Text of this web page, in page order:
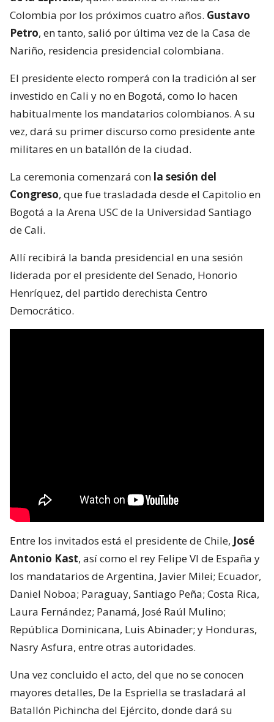
Colombia por los próximos cuatro años. Gustavo
Petro, en tanto, salió por última vez de la Casa de
Nariño, residencia presidencial colombiana.
El presidente electo romperá con la tradición al ser
investido en Cali y no en Bogotá, como lo hacen
habitualmente los mandatarios colombianos. A su
vez, dará su primer discurso como presidente ante
militares en un batallón de la ciudad.
La ceremonia comenzará con la sesión del
Congreso, que fue trasladada desde el Capitolio en
Bogotá a la Arena USC de la Universidad Santiago
de Cali.
Allí recibirá la banda presidencial en una sesión
liderada por el presidente del Senado, Honorio
Henríquez, del partido derechista Centro
Democrático.
Entre los invitados está el presidente de Chile, José
Antonio Kast, así como el rey Felipe VI de España y
los mandatarios de Argentina, Javier Milei; Ecuador,
Daniel Noboa; Paraguay, Santiago Peña; Costa Rica,
Laura Fernández; Panamá, José Raúl Mulino;
República Dominicana, Luis Abinader; y Honduras,
Nasry Asfura, entre otras autoridades.
Una vez concluido el acto, del que no se conocen
mayores detalles, De la Espriella se trasladará al
Batallón Pichincha del Ejército, donde dará su